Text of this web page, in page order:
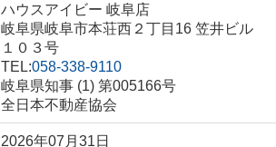
ハウスアイビー 岐阜店
岐阜県岐阜市本荘西２丁目16 笠井ビル
１０３号
TEL:058-338-9110
岐阜県知事 (1) 第005166号
全日本不動産協会
2026年07月31日